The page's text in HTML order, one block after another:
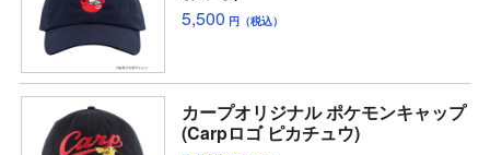
5,500 円（税込）
カープオリジナル ポケモンキャップ
(Carpロゴ ピカチュウ)